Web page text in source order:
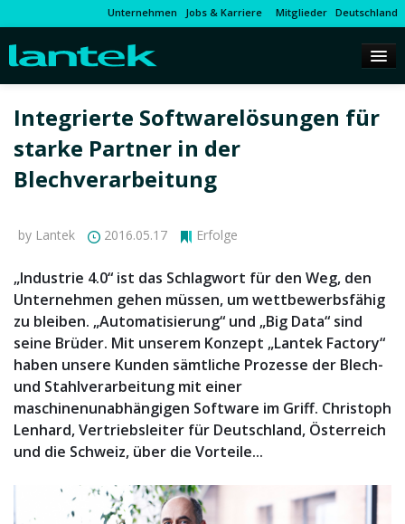
Unternehmen Jobs & Karriere Mitglieder Deutschland
Integrierte Softwarelösungen für
starke Partner in der
Blechverarbeitung
by Lantek 2016.05.17 Erfolge
„Industrie 4.0“ ist das Schlagwort für den Weg, den
Unternehmen gehen müssen, um wettbewerbsfähig
zu bleiben. „Automatisierung“ und „Big Data“ sind
seine Brüder. Mit unserem Konzept „Lantek Factory“
haben unsere Kunden sämtliche Prozesse der Blech-
und Stahlverarbeitung mit einer
maschinenunabhängigen Software im Griff. Christoph
Lenhard, Vertriebsleiter für Deutschland, Österreich
und die Schweiz, über die Vorteile...